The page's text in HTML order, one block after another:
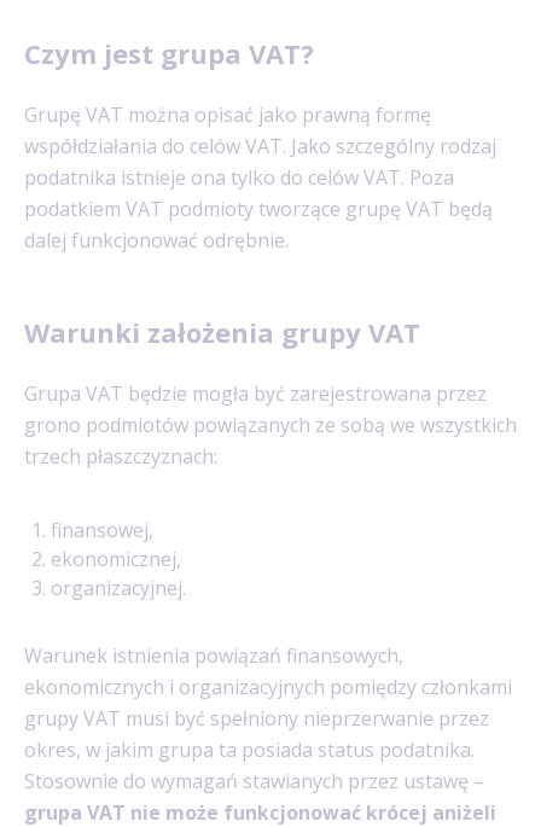
Czym jest grupa VAT?
Grupę VAT można opisać jako prawną formę
współdziałania do celów VAT. Jako szczególny rodzaj
podatnika istnieje ona tylko do celów VAT. Poza
podatkiem VAT podmioty tworzące grupę VAT będą
dalej funkcjonować odrębnie.
Warunki założenia grupy VAT
Grupa VAT będzie mogła być zarejestrowana przez
grono podmiotów powiązanych ze sobą we wszystkich
trzech płaszczyznach:
finansowej,
ekonomicznej,
organizacyjnej.
Warunek istnienia powiązań finansowych,
ekonomicznych i organizacyjnych pomiędzy członkami
grupy VAT musi być spełniony nieprzerwanie przez
okres, w jakim grupa ta posiada status podatnika.
Stosownie do wymagań stawianych przez ustawę –
grupa VAT nie może funkcjonować krócej aniżeli